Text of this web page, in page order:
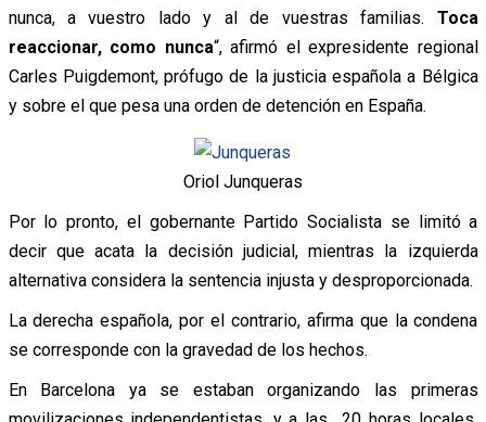
nunca, a vuestro lado y al de vuestras familias. Toca
reaccionar, como nunca“, afirmó el expresidente regional
Carles Puigdemont, prófugo de la justicia española a Bélgica
y sobre el que pesa una orden de detención en España.
Oriol Junqueras
Por lo pronto, el gobernante Partido Socialista se limitó a
decir que acata la decisión judicial, mientras la izquierda
alternativa considera la sentencia injusta y desproporcionada.
La derecha española, por el contrario, afirma que la condena
se corresponde con la gravedad de los hechos.
En Barcelona ya se estaban organizando las primeras